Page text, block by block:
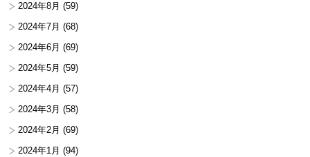
2024年8月 (59)
2024年7月 (68)
2024年6月 (69)
2024年5月 (59)
2024年4月 (57)
2024年3月 (58)
2024年2月 (69)
2024年1月 (94)